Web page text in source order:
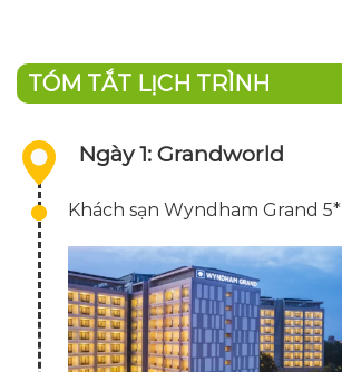
TÓM TẮT LỊCH TRÌNH
Ngày 1: Grandworld
Khách sạn Wyndham Grand 5*